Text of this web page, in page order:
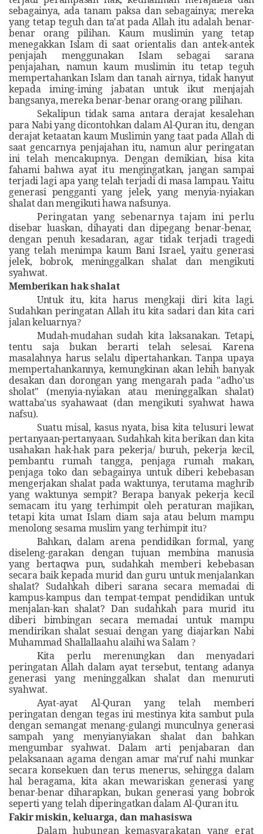
sebagainya, ada tanam paksa dan sebagainya; mereka
yang tetap teguh dan ta'at pada Allah itu adalah benar-
benar orang pilihan. Kaum muslimin yang tetap
menegakkan Islam di saat orientalis dan antek-antek
penjajah menggunakan Islam sebagai sarana
penjajahan, namun kaum muslimin itu tetap teguh
mempertahankan Islam dan tanah airnya, tidak hanyut
kepada iming-iming jabatan untuk ikut menjajah
bangsanya, mereka benar-benar orang-orang pilihan.
Sekalipun tidak sama antara derajat kesalehan
para Nabi yang dicontohkan dalam Al-Quran itu, dengan
derajat ketaatan kaum Muslimin yang taat pada Allah di
saat gencarnya penjajahan itu, namun alur peringatan
ini telah mencakupnya. Dengan demikian, bisa kita
fahami bahwa ayat itu mengingatkan, jangan sampai
terjadi lagi apa yang telah terjadi di masa lampau. Yaitu
generasi pengganti yang jelek, yang menyia-nyiakan
shalat dan mengikuti hawa nafsunya.
Peringatan yang sebenarnya tajam ini perlu
disebar luaskan, dihayati dan dipegang benar-benar,
dengan penuh kesadaran, agar tidak terjadi tragedi
yang telah menimpa kaum Bani Israel, yaitu generasi
jelek, bobrok, meninggalkan shalat dan mengikuti
syahwat.
Memberikan hak shalat
Untuk itu, kita harus mengkaji diri kita lagi.
Sudahkan peringatan Allah itu kita sadari dan kita cari
jalan keluarnya?
Mudah-mudahan sudah kita laksanakan. Tetapi,
tentu saja bukan berarti telah selesai. Karena
masalahnya harus selalu dipertahankan. Tanpa upaya
mempertahankannya, kemungkinan akan lebih banyak
desakan dan dorongan yang mengarah pada "adho'us
sholat" (menyia-nyiakan atau meninggalkan shalat)
wattaba'us syahawaat (dan mengikuti syahwat hawa
nafsu).
Suatu misal, kasus nyata, bisa kita telusuri lewat
pertanyaan-pertanyaan. Sudahkah kita berikan dan kita
usahakan hak-hak para pekerja/ buruh, pekerja kecil,
pembantu rumah tangga, penjaga rumah makan,
penjaga toko dan sebagainya untuk diberi kebebasan
mengerjakan shalat pada waktunya, terutama maghrib
yang waktunya sempit? Berapa banyak pekerja kecil
semacam itu yang terhimpit oleh peraturan majikan,
tetapi kita umat Islam diam saja atau belum mampu
menolong sesama muslim yang terhimpit itu?
Bahkan, dalam arena pendidikan formal, yang
diseleng-garakan dengan tujuan membina manusia
yang bertaqwa pun, sudahkah memberi kebebasan
secara baik kepada murid dan guru untuk menjalankan
shalat? Sudahkah diberi sarana secara memadai di
kampus-kampus dan tempat-tempat pendidikan untuk
menjalan-kan shalat? Dan sudahkah para murid itu
diberi bimbingan secara memadai untuk mampu
mendirikan shalat sesuai dengan yang diajarkan Nabi
Muhammad Shallallaahu alaihi wa Salam ?
Kita perlu merenungkan dan menyadari
peringatan Allah dalam ayat tersebut, tentang adanya
generasi yang meninggalkan shalat dan menuruti
syahwat.
Ayat-ayat Al-Quran yang telah memberi
peringatan dengan tegas ini mestinya kita sambut pula
dengan semangat menang-gulangi munculnya generasi
sampah yang menyianyiakan shalat dan bahkan
mengumbar syahwat. Dalam arti penjabaran dan
pelaksanaan agama dengan amar ma'ruf nahi munkar
secara konsekuen dan terus menerus, sehingga dalam
hal beragama, kita akan mewariskan generasi yang
benar-benar diharapkan, bukan generasi yang bobrok
seperti yang telah diperingatkan dalam Al-Quran itu.
Fakir miskin, keluarga, dan mahasiswa
Dalam hubungan kemasyarakatan yang erat